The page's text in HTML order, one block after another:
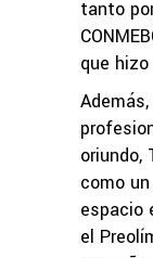
tanto
que
oriundo,
como
espacio
el